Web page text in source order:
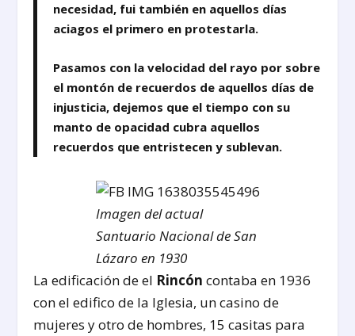
necesidad, fui también en aquellos días
aciagos el primero en protestarla.
Pasamos con la velocidad del rayo por sobre
el montón de recuerdos de aquellos días de
injusticia, dejemos que el tiempo con su
manto de opacidad cubra aquellos
recuerdos que entristecen y sublevan.
Imagen del actual
Santuario Nacional de San
Lázaro en 1930
La edificación de el Rincóncontaba en 1936
con el edifico de la Iglesia, un casino de
mujeres y otro de hombres, 15 casitas para